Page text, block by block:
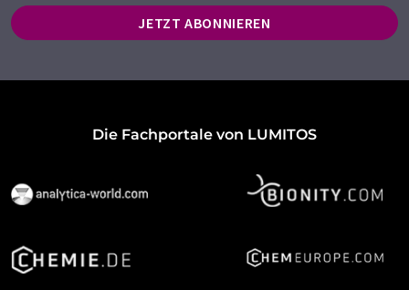
JETZT ABONNIEREN
Die Fachportale von LUMITOS